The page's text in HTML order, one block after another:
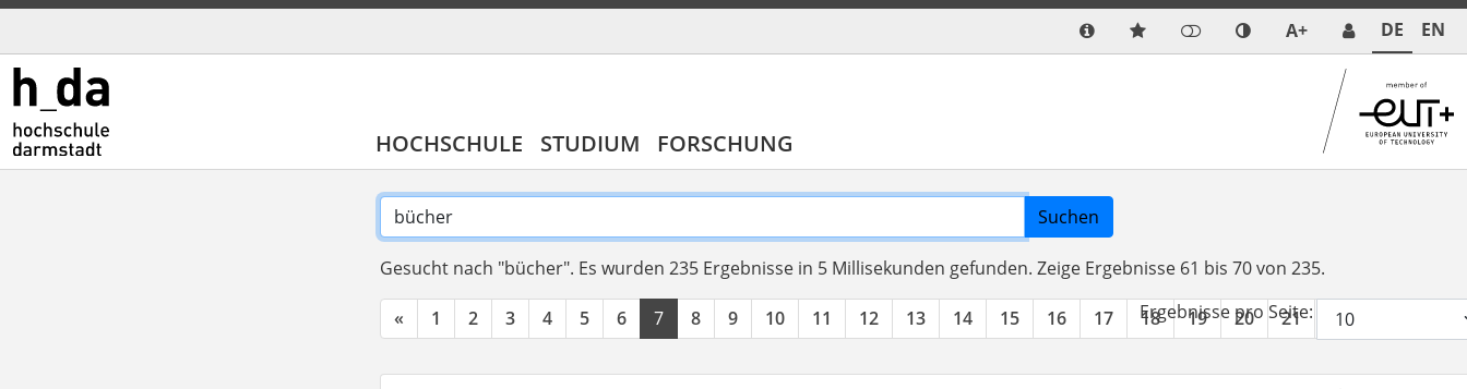
A+ DE EN
HOCHSCHULE STUDIUM FORSCHUNG
Suchen
Gesucht nach "bücher". Es wurden 235 Ergebnisse in 5 Millisekunden gefunden. Zeige Ergebnisse 61 bis 70 von 235.
« 1 2 3 4 5 6 7 8 9 10 11 12 13 14 15 16 17 18 19 20 21 22
Ergebnisse pro Seite: